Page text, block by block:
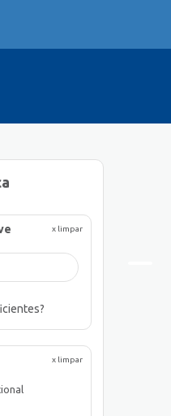
x limpar
x limpar